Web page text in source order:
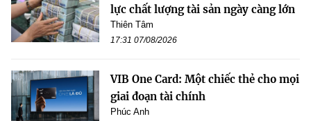
lực chất lượng tài sản ngày càng lớn
Thiên Tâm
17:31 07/08/2026
VIB One Card: Một chiếc thẻ cho mọi
giai đoạn tài chính
Phúc Anh